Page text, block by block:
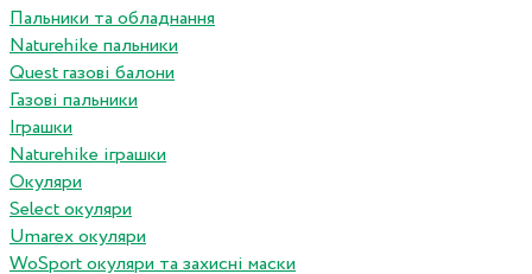
Пальники та обладнання
Naturehike пальники
Quest газові балони
Газові пальники
Іграшки
Naturehike іграшки
Окуляри
Select окуляри
Umarex окуляри
WoSport окуляри та захисні маски